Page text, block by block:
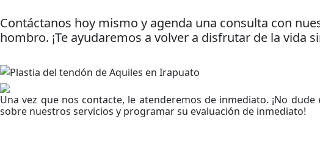
Contáctanos hoy mismo y agenda una consulta con
hombro. ¡Te ayudaremos a volver a disfrutar de la vida
Una vez que nos contacte, le atenderemos de inmediato. ¡No
sobre nuestros servicios y programar su evaluación de inmediato!